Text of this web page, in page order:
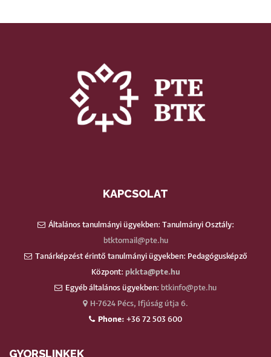
KAPCSOLAT
Általános tanulmányi ügyekben: Tanulmányi Osztály:
btktomail@pte.hu
Tanárképzést érintő tanulmányi ügyekben: Pedagógusképző
Központ: pkkta@pte.hu
Egyéb általános ügyekben: btkinfo@pte.hu
H-7624 Pécs, Ifjúság útja 6.
Phone: +36 72 503 600
GYORSLINKEK